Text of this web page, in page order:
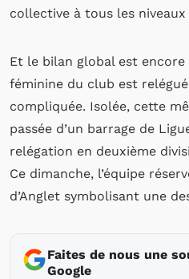
collective à tous les niveaux
Et le bilan global est encore
féminine du club est
compliquée. Isolée, cette
passée d’un barrage de
relégation en deuxième
Ce dimanche, l’équipe
d’Anglet symbolisant une
Faites de nous une
Google